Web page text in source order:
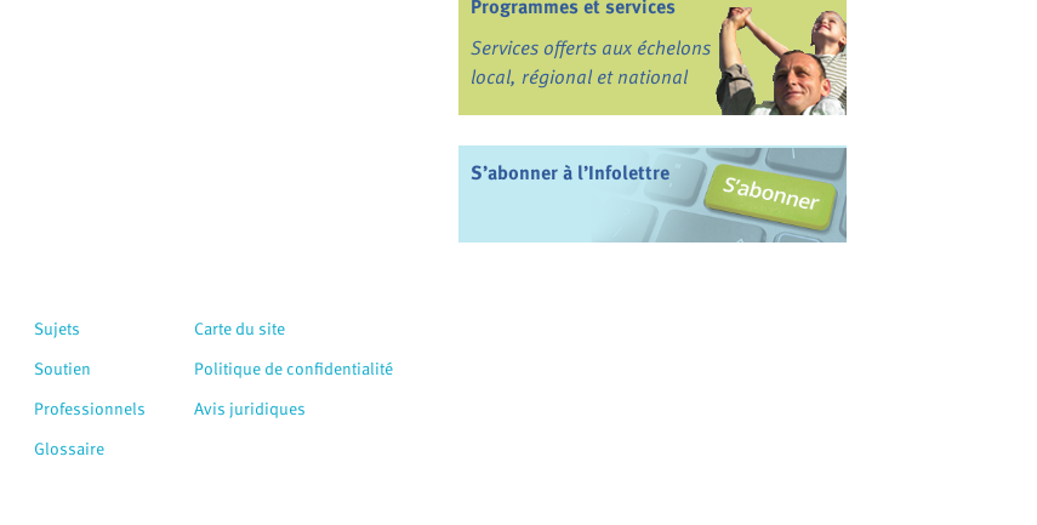
Programmes et services
Services offerts aux échelons
local, régional et national
S’abonner à l’Infolettre
Sujets
Soutien
Professionnels
Glossaire
Carte du site
Politique de confidentialité
Avis juridiques